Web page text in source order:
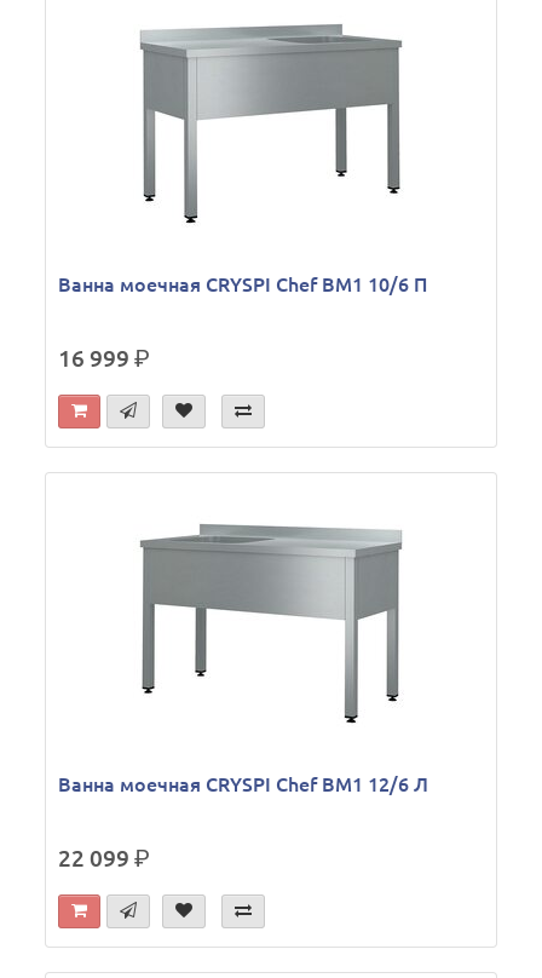
Ванна моечная CRYSPI Chef ВМ1 10/6 П
16 999р.
Ванна моечная CRYSPI Chef ВМ1 12/6 Л
22 099р.